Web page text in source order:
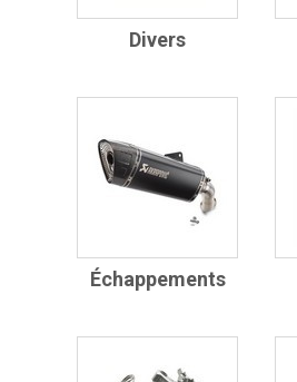
Divers
Échappements